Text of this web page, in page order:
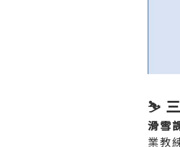
⛷️
滑雪
業教